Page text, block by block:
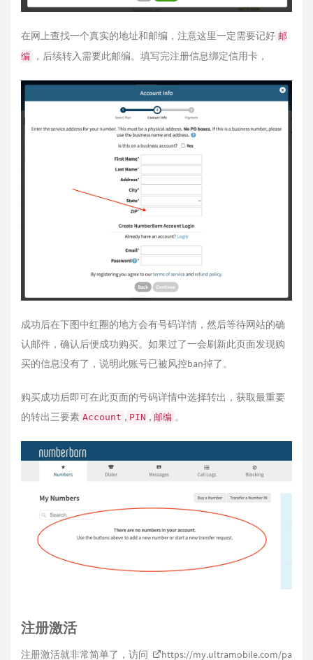
在网上查找一个真实的地址和邮编，注意这里一定需要记好 邮
编
，后续转入需要此邮编。填写完注册信息绑定信用卡，
成功后在下图中红圈的地方会有号码详情，然后等待网站的确
认邮件，确认后便成功购买。如果过了一会刷新此页面发现购
买的信息没有了，说明此账号已被风控ban掉了。
购买成功后即可在此页面的号码详情中选择转出，获取最重要
的转出三要素 Account , PIN , 邮编 。
注册激活
注册激活就非常简单了，访问 https://my.ultramobile.com/pa